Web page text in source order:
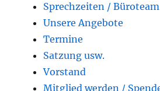
Sprechzeiten / Büroteam
Unsere Angebote
Termine
Satzung usw.
Vorstand
Mitglied werden /